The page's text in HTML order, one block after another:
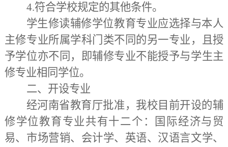
4.符合学校规定的其他条件。
学生修读辅修学位教育专业应选择与本人
主修专业所属学科门类不同的另一专业，且授
予学位亦不同，即辅修专业不能授予与学生主
修专业相同学位。
二、开设专业
经河南省教育厅批准，我校目前开设的辅
修学位教育专业共有十二个：国际经济与贸
易、市场营销、会计学、英语、汉语言文学、